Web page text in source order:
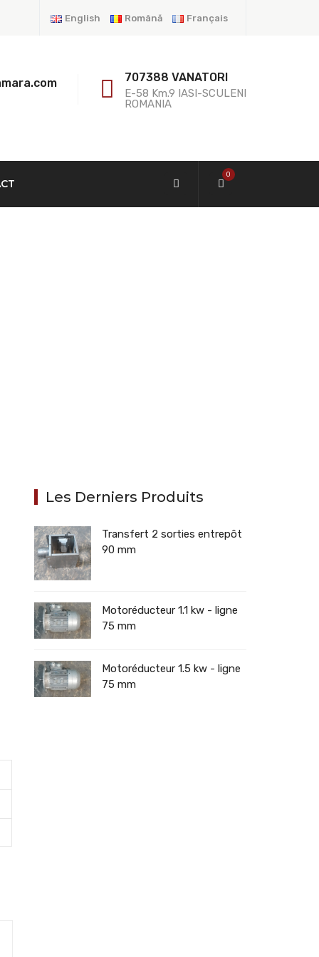
English Română Français
707388 VANATORI
E-58 Km.9 IASI-SCULENI
ROMANIA
0
Les Derniers Produits
Transfert 2 sorties entrepôt
90 mm
Motoréducteur 1.1 kw - ligne
75 mm
Motoréducteur 1.5 kw - ligne
75 mm